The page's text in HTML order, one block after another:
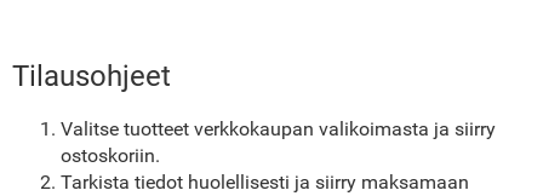
Tilausohjeet
Valitse tuotteet verkkokaupan valikoimasta ja siirry
ostoskoriin.
Tarkista tiedot huolellisesti ja siirry maksamaan